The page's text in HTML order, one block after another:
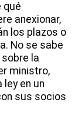
qué
anexionar,
los plazos o
No se sabe
la
ministro,
ley en un
sus socios